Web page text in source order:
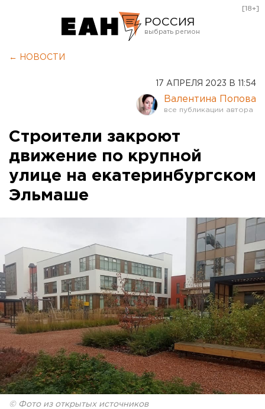
РОССИЯ
Курган
Оренбург
[18+]
← НОВОСТИ
17 АПРЕЛЯ 2023 В 11:54
Валентина Попова
Строители закроют
движение по крупной
улице на екатеринбургском
Эльмаше
© Фото из открытых источников